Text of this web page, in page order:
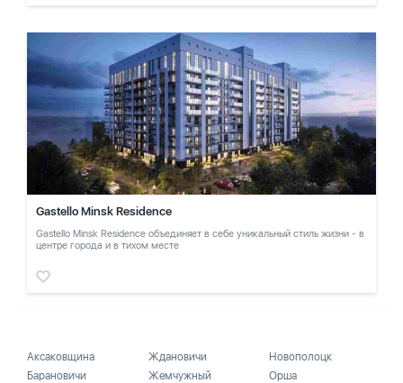
Gastello Minsk Residence
Gastello Minsk Residence объединяет в себе уникальный стиль жизни - в
центре города и в тихом месте
Аксаковщина
Барановичи
Ждановичи
Жемчужный
Новополоцк
Орша